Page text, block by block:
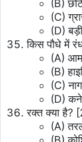
(B)
(C)
(D)
किस पौधे में
(A) आम
(B)
(C)
(D)
रक्त क्या है?
(A)